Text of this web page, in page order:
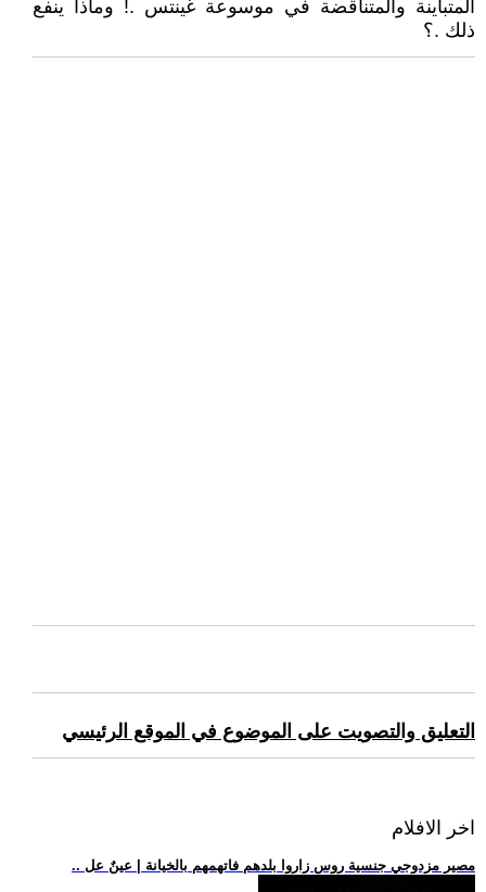
المتباينة والمتناقضة في موسوعة غينتس .! وماذا ينفع
ذلك .؟
التعليق والتصويت على الموضوع في الموقع الرئيسي
اخر الافلام
.. مصير مزدوجي جنسية روس زاروا بلدهم فاتهمهم بالخيانة | عينٌ عل